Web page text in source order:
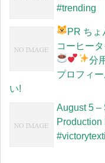
#trending
PR ちょ
コーヒー
分
プロフィ
い!
August 5 –